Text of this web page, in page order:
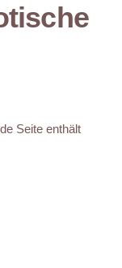
Seite enthält